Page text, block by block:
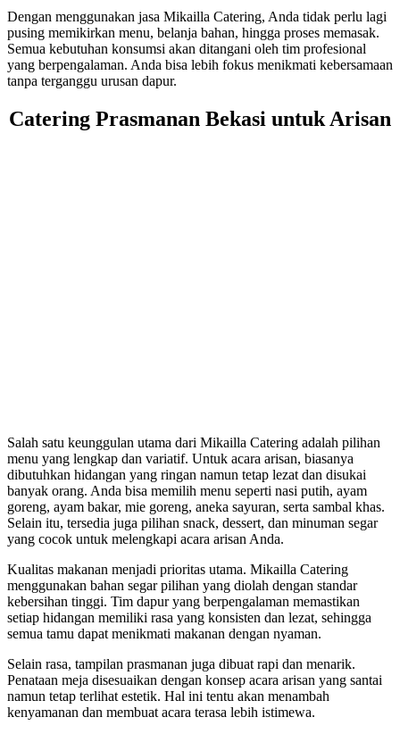
Dengan menggunakan jasa Mikailla Catering, Anda tidak perlu lagi
pusing memikirkan menu, belanja bahan, hingga proses memasak.
Semua kebutuhan konsumsi akan ditangani oleh tim profesional
yang berpengalaman. Anda bisa lebih fokus menikmati kebersamaan
tanpa terganggu urusan dapur.
Catering Prasmanan Bekasi untuk Arisan
Salah satu keunggulan utama dari Mikailla Catering adalah pilihan
menu yang lengkap dan variatif. Untuk acara arisan, biasanya
dibutuhkan hidangan yang ringan namun tetap lezat dan disukai
banyak orang. Anda bisa memilih menu seperti nasi putih, ayam
goreng, ayam bakar, mie goreng, aneka sayuran, serta sambal khas.
Selain itu, tersedia juga pilihan snack, dessert, dan minuman segar
yang cocok untuk melengkapi acara arisan Anda.
Kualitas makanan menjadi prioritas utama. Mikailla Catering
menggunakan bahan segar pilihan yang diolah dengan standar
kebersihan tinggi. Tim dapur yang berpengalaman memastikan
setiap hidangan memiliki rasa yang konsisten dan lezat, sehingga
semua tamu dapat menikmati makanan dengan nyaman.
Selain rasa, tampilan prasmanan juga dibuat rapi dan menarik.
Penataan meja disesuaikan dengan konsep acara arisan yang santai
namun tetap terlihat estetik. Hal ini tentu akan menambah
kenyamanan dan membuat acara terasa lebih istimewa.